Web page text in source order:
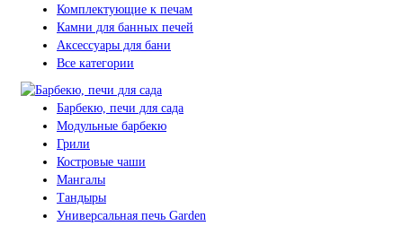
Комплектующие к печам
Камни для банных печей
Аксессуары для бани
Все категории
Барбекю, печи для сада
Модульные барбекю
Грили
Костровые чаши
Мангалы
Тандыры
Универсальная печь Garden